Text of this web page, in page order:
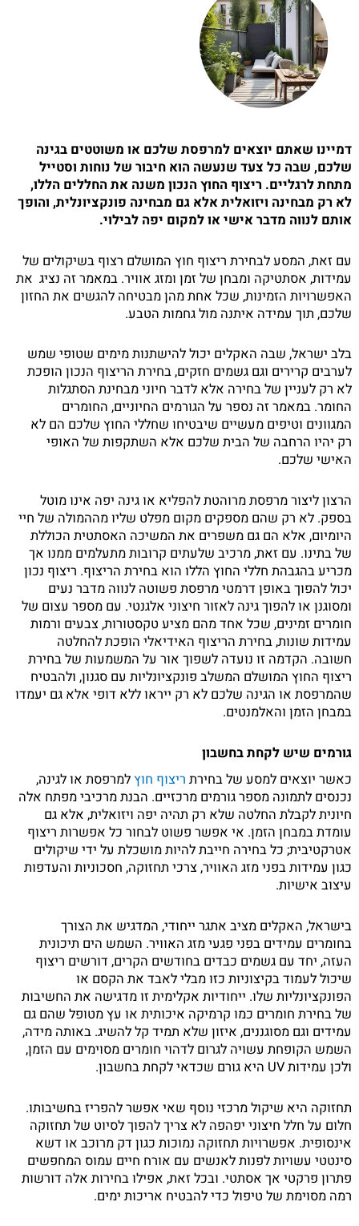
דמיינו שאתם יוצאים למרפסת שלכם או משוטטים בגינה
שלכם, שבה כל צעד שנעשה הוא חיבור של נוחות וסטייל
מתחת לרגליים. ריצוף החוץ הנכון משנה את החללים הללו,
לא רק מבחינה ויזואלית אלא גם מבחינה פונקציונלית, והופך
אותם לנווה מדבר אישי או למקום יפה לבילוי.
עם זאת, המסע לבחירת ריצוף חוץ המושלם רצוף בשיקולים של
עמידות, אסתטיקה ומבחן של זמן ומזג אוויר. במאמר זה נציג את
האפשרויות הזמינות, שכל אחת מהן מבטיחה להגשים את החזון
שלכם, תוך עמידה איתנה מול גחמות הטבע.
בלב ישראל, שבה האקלים יכול להישתנות מימים שטופי שמש
לערבים קרירים וגם גשמים חזקים, בחירת הריצוף הנכון הופכת
לא רק לעניין של בחירה אלא לדבר חיוני מבחינת הסתגלות
החומר. במאמר זה נספר על הגורמים החיוניים, החומרים
המגוונים וטיפים מעשיים שיבטיחו שחללי החוץ שלכם הם לא
רק יהיו הרחבה של הבית שלכם אלא השתקפות של האופי
האישי שלכם.
הרצון ליצור מרפסת מרוהטת להפליא או גינה יפה אינו מוטל
בספק. לא רק שהם מספקים מקום מפלט שליו מההמולה של חיי
היומיום, אלא הם גם משפרים את המשיכה האסתטית הכוללת
של בתינו. עם זאת, מרכיב שלעתים קרובות מתעלמים ממנו אך
מכריע בהגבהת חללי החוץ הללו הוא בחירת הריצוף. ריצוף נכון
יכול להפוך באופן דרמטי מרפסת פשוטה לנווה מדבר נעים
ומסוגנן או להפוך גינה לאזור חיצוני אלגנטי. עם מספר עצום של
חומרים זמינים, שכל אחד מהם מציע טקסטורות, צבעים ורמות
עמידות שונות, בחירת הריצוף האידיאלי הופכת להחלטה
חשובה. הקדמה זו נועדה לשפוך אור על המשמעות של בחירת
ריצוף החוץ המושלם המשלב פונקציונליות עם סגנון, ולהבטיח
שהמרפסת או הגינה שלכם לא רק ייראו ללא דופי אלא גם יעמדו
במבחן הזמן והאלמנטים.
גורמים שיש לקחת בחשבון
כאשר יוצאים למסע של בחירתריצוף חוץלמרפסת או לגינה,
נכנסים לתמונה מספר גורמים מרכזיים. הבנת מרכיבי מפתח אלה
חיונית לקבלת החלטה שלא רק תהיה יפה ויזואלית, אלא גם
עומדת במבחן הזמן. אי אפשר פשוט לבחור כל אפשרות ריצוף
אטרקטיבית; כל בחירה חייבת להיות מושכלת על ידי שיקולים
כגון עמידות בפני מזג האוויר, צרכי תחזוקה, חסכוניות והעדפות
עיצוב אישיות.
בישראל, האקלים מציב אתגר ייחודי, המדגיש את הצורך
בחומרים עמידים בפני פגעי מזג האוויר. השמש הים תיכונית
העזה, יחד עם גשמים כבדים בחודשים הקרים, דורשים ריצוף
שיכול לעמוד בקיצוניות כזו מבלי לאבד את הקסם או
הפונקציונליות שלו. ייחודיות אקלימית זו מדגישה את החשיבות
של בחירת חומרים כמו קרמיקה איכותית או עץ מטופל שהם גם
עמידים וגם מסוגננים, איזון שלא תמיד קל להשיג. באותה מידה,
השמש הקופחת עשויה לגרום לדהוי חומרים מסוימים עם הזמן,
ולכן עמידות UV היא גורם שכדאי לקחת בחשבון.
תחזוקה היא שיקול מרכזי נוסף שאי אפשר להפריז בחשיבותו.
חלום על חלל חיצוני יפהפה לא צריך להפוך לסיוט של תחזוקה
אינסופית. אפשרויות תחזוקה נמוכות כגון דק מרוכב או דשא
סינטטי עשויות לפנות לאנשים עם אורח חיים עמוס המחפשים
פתרון פרקטי אך אסתטי. ובכל זאת, אפילו בחירות אלה דורשות
רמה מסוימת של טיפול כדי להבטיח אריכות ימים.